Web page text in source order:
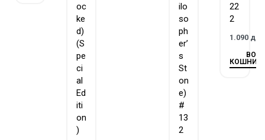
oc
ke
d)
(S
pe
ci
al
Ed
iti
on
)
ilo
so
ph
er’
s
St
on
e)
#
13
2
22
2
1.090 ден
ВО